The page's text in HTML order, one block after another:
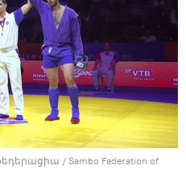
/ Sambo Federation of